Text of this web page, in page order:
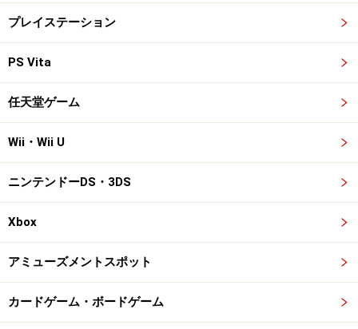
プレイステーション
PS Vita
任天堂ゲーム
Wii・Wii U
ニンテンドーDS・3DS
Xbox
アミューズメントスポット
カードゲーム・ボードゲーム